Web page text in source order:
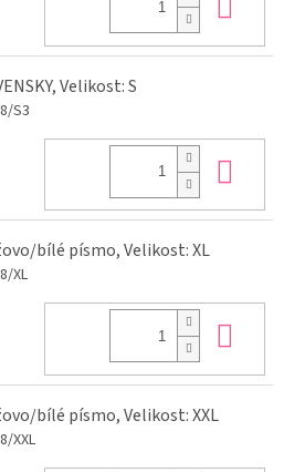
Velikost: S
S3
bílé písmo, Velikost: XL
XL
bílé písmo, Velikost: XXL
XXL